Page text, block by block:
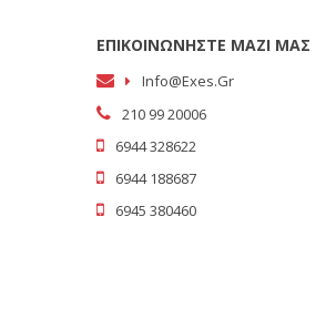
ΕΠΙΚΟΙΝΩΝΗΣΤΕ ΜΑΖΙ ΜΑΣ
Info@exes.gr
210 99 20006
6944 328622
6944 188687
6945 380460